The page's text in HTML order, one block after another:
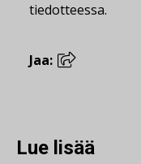
tiedotteessa.
Jaa:
Lue lisää